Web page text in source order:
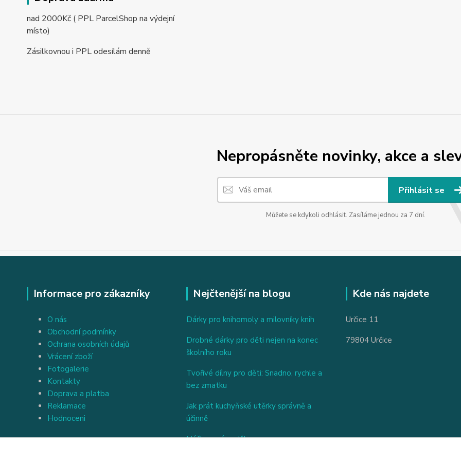
nad 2000Kč ( PPL ParcelShop na výdejní
místo)
Zásilkovnou i PPL odesílám denně
Nepropásněte novinky, akce a
Přihlásit se
Můžete se kdykoli odhlásit. Zasíláme jednou za 7 dní.
Informace pro zákazníky
O nás
Obchodní podmínky
Ochrana osobních údajů
Vrácení zboží
Fotogalerie
Kontakty
Doprava a platba
Reklamace
Hodnoceni
Nejčtenější na blogu
Dárky pro knihomoly a milovníky knih
Drobné dárky pro děti nejen na konec
školního roku
Tvořivé dílny pro děti: Snadno, rychle a
bez zmatku
Jak prát kuchyňské utěrky správně a
účinně
Háčkovaný anděl
Kde nás najdete
Určice 11
79804 Určice